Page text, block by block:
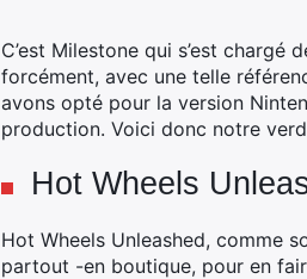
C’est Milestone qui s’est
forcément, avec une telle
avons opté pour la version
production. Voici donc notre
Hot Wheels
Hot Wheels Unleashed, comme
partout -en boutique, pour en